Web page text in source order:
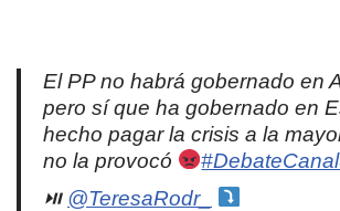
El PP no habrá gobernado en
pero sí que ha gobernado en
hecho pagar la crisis a la
no la provocó
⏯ @TeresaRodr_